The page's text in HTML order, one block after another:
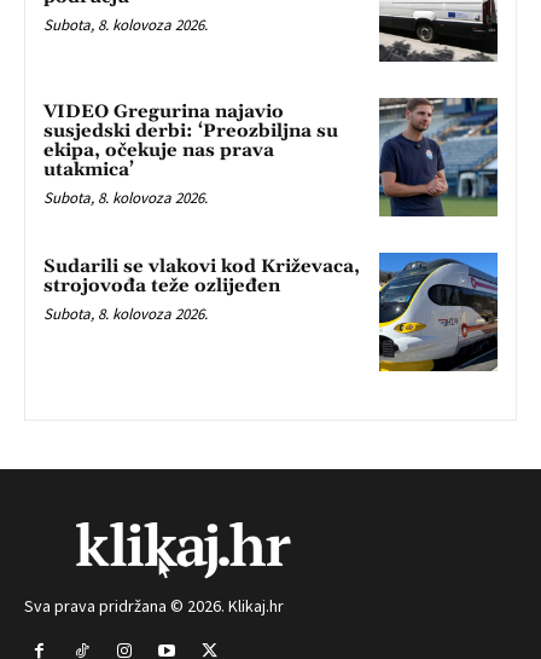
Subota, 8. kolovoza 2026.
VIDEO Gregurina najavio
susjedski derbi: ‘Preozbiljna su
ekipa, očekuje nas prava
utakmica’
Subota, 8. kolovoza 2026.
Sudarili se vlakovi kod Križevaca,
strojovođa teže ozlijeđen
Subota, 8. kolovoza 2026.
Sva prava pridržana © 2026. Klikaj.hr